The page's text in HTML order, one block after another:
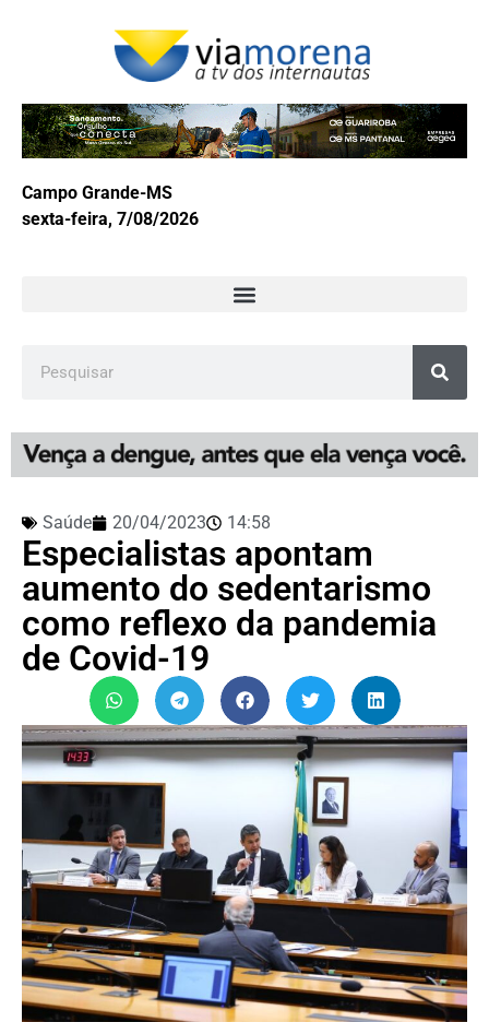
Campo Grande-MS
sexta-feira, 7/08/2026
Saúde 20/04/2023 14:58
Especialistas apontam
aumento do sedentarismo
como reflexo da pandemia
de Covid-19